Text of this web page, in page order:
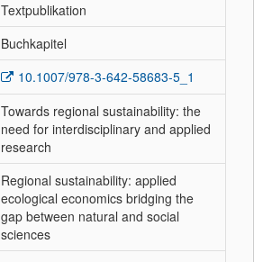
Textpublikation
Buchkapitel
10.1007/978-3-642-58683-5_1
Towards regional sustainability: the
need for interdisciplinary and applied
research
Regional sustainability: applied
ecological economics bridging the
gap between natural and social
sciences